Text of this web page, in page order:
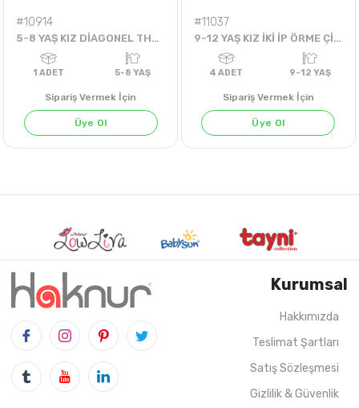
#10914
5-8 YAŞ KIZ DİAGONEL THANKFUL AYICIK SWEAT
Sipariş Vermek İçin
Üye Ol
#11037
9-12 YAŞ KIZ İKİ İP ÖRME ÇİÇEK AKSESUARLI CONTOGİONS SWEAT
Sipariş Vermek İçin
Üye Ol
Kurumsal
Hakkımızda
Teslimat Şartları
Satış Sözleşmesi
Gizlilik & Güvenlik